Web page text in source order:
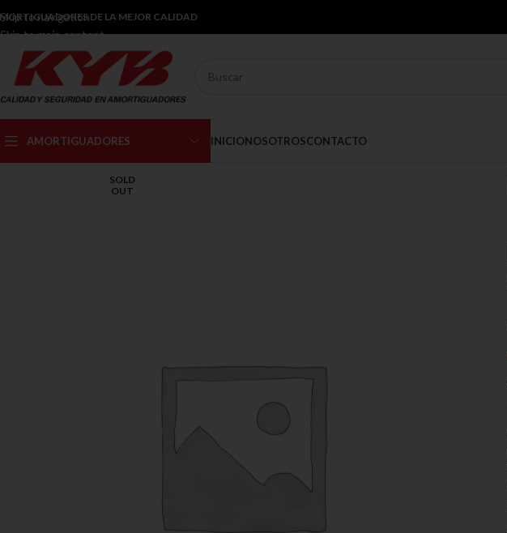
Skip to navigation
Skip to main content
DE LA MEJOR CALIDAD
AMORTIGUADORES INICIONOSOTROSCONTACTO
SOLD
OUT